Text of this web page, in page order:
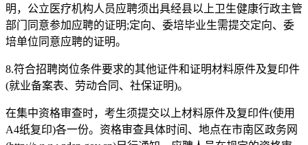
明，公立医疗机构人员应聘须出具经县以上卫生健康行政主管
部门同意参加应聘的证明;定向、委培毕业生需提交定向、委
培单位同意应聘的证明。
8.符合招聘岗位条件要求的其他证件和证明材料原件及复印件
(就业备案表、劳动合同、社保证明)。
在集中资格审查时，考生须提交以上材料原件及复印件(使用
A4纸复印)各一份。资格审查具体时间、地点在市南区政务网